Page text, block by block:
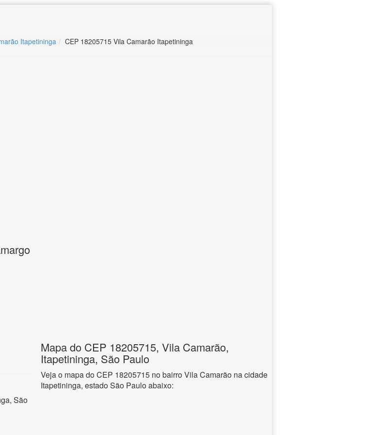
Itapetininga CEP 18205715 Vila Camarão Itapetininga
São
Mapa do CEP 18205715, Vila Camarão,
Itapetininga, São Paulo
Veja o mapa do CEP 18205715 no bairro Vila Camarão na cidade
Itapetininga, estado São Paulo abaixo: